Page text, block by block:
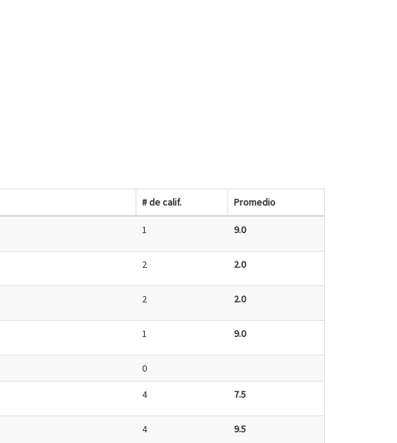
# de calif. Promedio
1 9.0
2 2.0
2 2.0
1 9.0
0
4 7.5
4 9.5